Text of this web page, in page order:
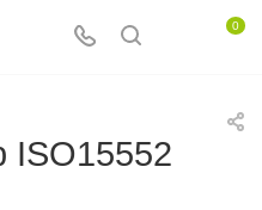
0
ISO15552